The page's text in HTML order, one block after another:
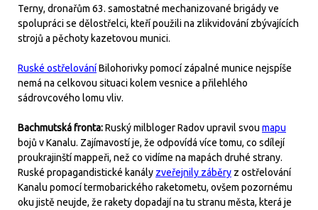
Terny, dronařům 63. samostatné mechanizované brigády ve
spolupráci se dělostřelci, kteří použili na zlikvidování zbývajících
strojů a pěchoty kazetovou munici.
Ruské ostřelováníBilohorivky pomocí zápalné munice nejspíše
nemá na celkovou situaci kolem vesnice a přilehlého
sádrovcového lomu vliv.
Bachmutská fronta:Ruský milbloger Radov upravil svou mapu
bojů v Kanalu. Zajímavostí je, že odpovídá více tomu, co sdílejí
proukrajinští mappeři, než co vidíme na mapách druhé strany.
Ruské propagandistické kanály zveřejnily záběry z ostřelování
Kanalu pomocí termobarického raketometu, ovšem pozornému
oku jistě neujde, že rakety dopadají na tu stranu města, která je